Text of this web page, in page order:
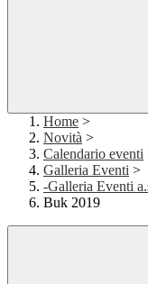
Home >
Novità >
Calendario eventi
Galleria Eventi >
-Galleria Eventi
Buk 2019